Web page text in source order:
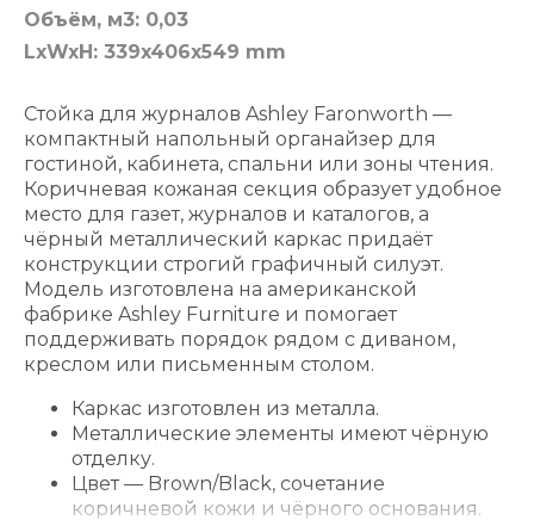
Объём, м3: 0,03
LxWxH: 339x406x549 mm
Стойка для журналов Ashley Faronworth —
компактный напольный органайзер для
гостиной, кабинета, спальни или зоны чтения.
Коричневая кожаная секция образует удобное
место для газет, журналов и каталогов, а
чёрный металлический каркас придаёт
конструкции строгий графичный силуэт.
Модель изготовлена на американской
фабрике Ashley Furniture и помогает
поддерживать порядок рядом с диваном,
креслом или письменным столом.
Каркас изготовлен из металла.
Металлические элементы имеют чёрную
отделку.
Цвет — Brown/Black, сочетание
коричневой кожи и чёрного основания.